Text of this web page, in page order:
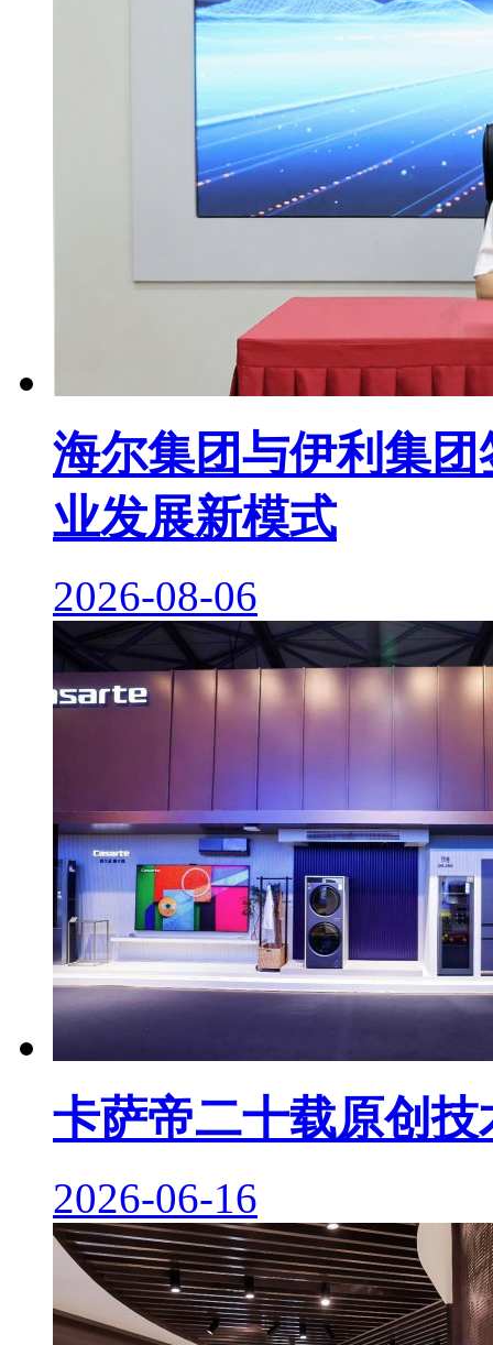
海尔集团与伊利集
业发展新模式
2026-08-06
卡萨帝二十载原创
2026-06-16